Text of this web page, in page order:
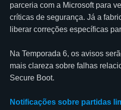
parceria com a Microsoft para
críticas de segurança. Já a
liberar correções específicas
Na Temporada 6, os avisos
mais clareza sobre falhas
Secure Boot.
Notificações sobre partidas